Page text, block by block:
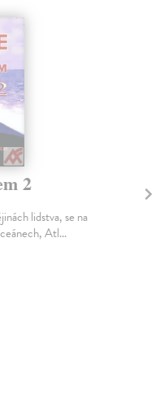
2
lidstva, se na
Atl...